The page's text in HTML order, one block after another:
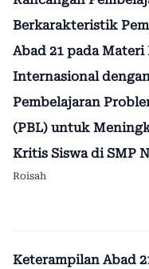
Berkarakteristik
Abad 21 pada Materi
Internasional
Pembelajaran
(PBL) untuk
Kritis Siswa di SMP
Roisah
Keterampilan Abad